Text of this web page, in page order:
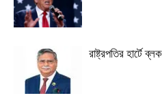
রাষ্ট্রপতির হার্টে